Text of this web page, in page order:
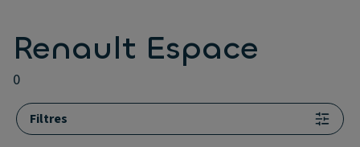
Renault Espace
0
Filtres